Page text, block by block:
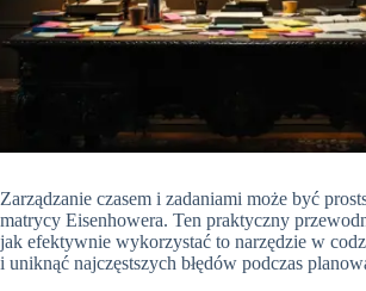
Zarządzanie czasem i zadaniami może być
matrycy Eisenhowera. Ten praktyczny
jak efektywnie wykorzystać to narzędzie w
i uniknąć najczęstszych błędów podczas